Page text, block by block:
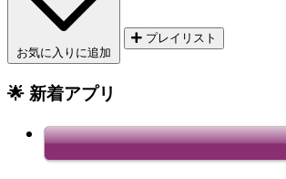
お気に入りに追加
プレイリスト
🌟 新着アプリ